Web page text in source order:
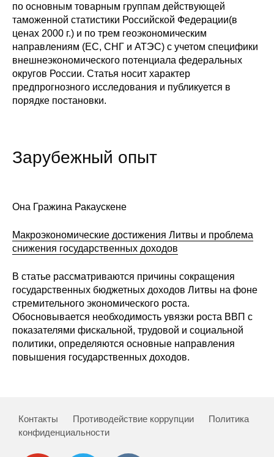
по основным товарным группам действующей
таможенной статистики Российской Федерации(в
ценах 2000 г.) и по трем геоэкономическим
направлениям (ЕС, СНГ и АТЭС) с учетом специфики
внешнеэкономического потенциала федеральных
округов России. Статья носит характер
предпрогнозного исследования и публикуется в
порядке постановки.
Зарубежный опыт
Она Гражина Ракаускене
Макроэкономические достижения Литвы и проблемa
снижения государственных доходов
В статье рассматриваются причины сокращения
государственных бюджетных доходов Литвы на фоне
стремительного экономического роста.
Oбосновывается необходимость увязки роста ВВП с
показателями фискальной, трудовой и социальной
политики, определяются основные направления
повышения государственных доходов.
Контакты Противодействие коррупции
Политика
конфиденциальности